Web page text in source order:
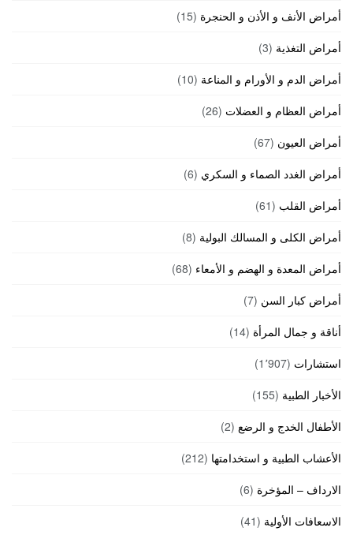
أمراض الأنف و الأذن و الحنجرة (15)
أمراض التغذية (3)
أمراض الدم و الأورام و المناعة (10)
أمراض العظام و العضلات (26)
أمراض العيون (67)
أمراض الغدد الصماء و السكري (6)
أمراض القلب (61)
أمراض الكلى و المسالك البولية (8)
أمراض المعدة و الهضم و الأمعاء (68)
أمراض كبار السن (7)
أناقة و جمال المرأة (14)
استشارات (1٬907)
الأخبار الطبية (155)
الأطفال الخدج و الرضع (2)
الأعشاب الطبية و استخدامتها (212)
الارداف – المؤخرة (6)
الاسعافات الأولية (41)